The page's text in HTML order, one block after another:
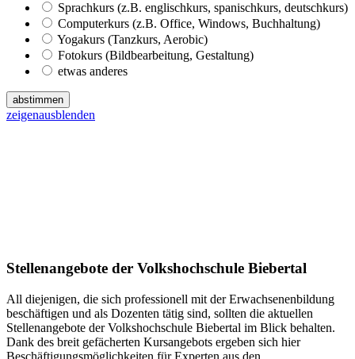
Sprachkurs (z.B. englischkurs, spanischkurs, deutschkurs)
Computerkurs (z.B. Office, Windows, Buchhaltung)
Yogakurs (Tanzkurs, Aerobic)
Fotokurs (Bildbearbeitung, Gestaltung)
etwas anderes
abstimmen
zeigenausblenden
Stellenangebote der Volkshochschule Biebertal
All diejenigen, die sich professionell mit der Erwachsenenbildung
beschäftigen und als Dozenten tätig sind, sollten die aktuellen
Stellenangebote der Volkshochschule Biebertal im Blick behalten.
Dank des breit gefächerten Kursangebots ergeben sich hier
Beschäftigungsmöglichkeiten für Experten aus den